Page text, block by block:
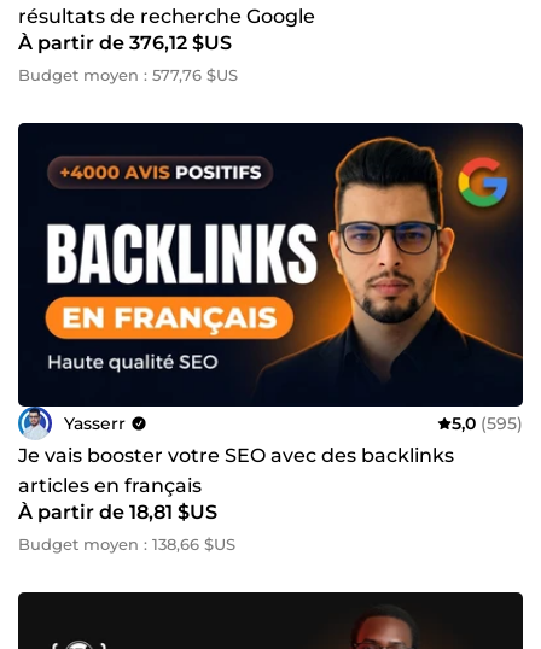
résultats de recherche Google
À partir de 376,12 $US
Budget moyen : 577,76 $US
Yasserr 5,0 (595)
Je vais booster votre SEO avec des backlinks
articles en français
À partir de 18,81 $US
Budget moyen : 138,66 $US